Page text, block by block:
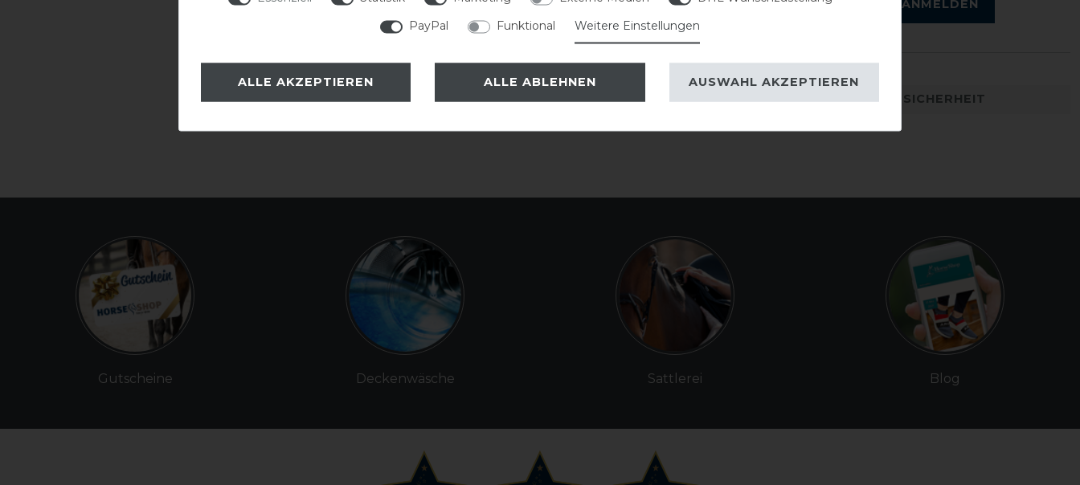
ANMELDEN
DETAILS ZUR PRODUKTSICHERHEIT
Gutscheine Deckenwäsche Sattlerei Blog
PayPal
Funktional Weitere Einstellungen
ALLE AKZEPTIEREN ALLE ABLEHNEN AUSWAHL AKZEPTIEREN